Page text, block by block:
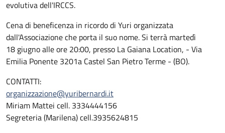
evolutiva dell'IRCCS.
Cena di beneficenza in ricordo di Yuri organizzata
dall'Associazione che porta il suo nome. Si terrà martedì
18 giugno alle ore 20:00, presso La Gaiana Location, - Via
Emilia Ponente 3201a Castel San Pietro Terme - (BO).
CONTATTI:
organizzazione@yuribernardi.it
Miriam Mattei cell. 3334444156
Segreteria (Marilena) cell.3935624815